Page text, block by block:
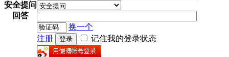
安全提问
回答
换一个
注册
登录 记住我的登录状态